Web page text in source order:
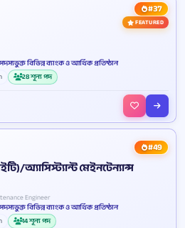
#37
FEATURED
বিভিন্ন ব্যাংক ও আর্থিক প্রতিষ্ঠান
28 শূন্য পদ
#49
অ্যাসিস্ট্যান্ট মেইনটেন্যান্স
Engineer
বিভিন্ন ব্যাংক ও আর্থিক প্রতিষ্ঠান
14 শূন্য পদ